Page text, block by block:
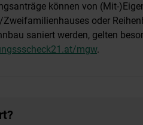
können von (Mit-
Zweifamilienhauses oder
saniert werden, gelten
mgw.